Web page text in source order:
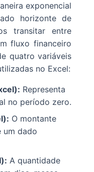
exponencial
horizonte de
transitar entre
fluxo financeiro
quatro variáveis
no Excel:
Representa
no período zero.
O montante
um dado
A quantidade